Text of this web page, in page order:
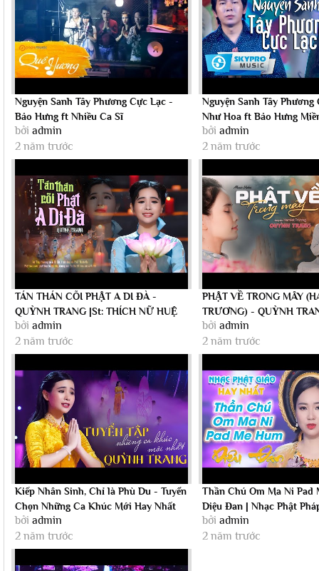
Nguyện Sanh Tây Phương Cực Lạc -
Bảo Hưng ft Nhiều Ca Sĩ
bởi admin
2 năm trước
Nguyện Sanh Tây Phương
Như Hoa ft Bảo Hưng
bởi admin
2 năm trước
TÁN THÁN CÕI PHẬT A DI ĐÀ -
QUỲNH TRANG |St: THÍCH NỮ HUỆ
NGẠN (Official...
bởi admin
2 năm trước
PHẬT VỀ TRONG MÂY
TRƯƠNG) - QUỲNH
MV)
bởi admin
2 năm trước
Kiếp Nhân Sinh, Chỉ là Phù Du - Tuyển
Chọn Những Ca Khúc Mới Hay Nhất
bởi admin
2 năm trước
Thần Chú Om Ma Ni Pad
Diệu Đan | Nhạc Phật
Music -...
bởi admin
2 năm trước